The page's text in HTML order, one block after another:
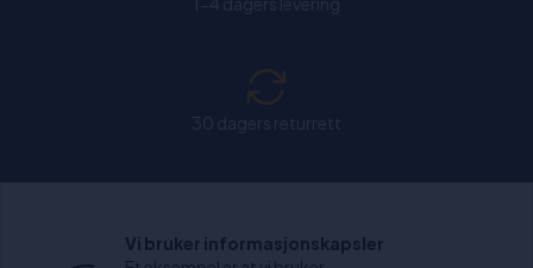
Chat: Åpen alle hverdager fra kl. 11:00-15:30.
Vi bruker informasjonskapsler